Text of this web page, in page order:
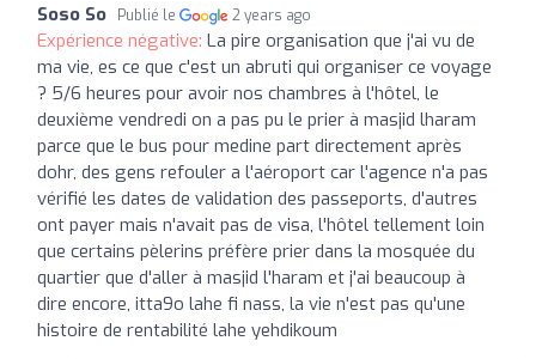
Soso So Publié le 2 years ago
Expérience négative: La pire organisation que j'ai vu de
ma vie, es ce que c'est un abruti qui organiser ce voyage
? 5/6 heures pour avoir nos chambres à l'hôtel, le
deuxième vendredi on a pas pu le prier à masjid lharam
parce que le bus pour medine part directement après
dohr, des gens refouler a l'aéroport car l'agence n'a pas
vérifié les dates de validation des passeports, d'autres
ont payer mais n'avait pas de visa, l'hôtel tellement loin
que certains pèlerins préfère prier dans la mosquée du
quartier que d'aller à masjid l'haram et j'ai beaucoup à
dire encore, itta9o lahe fi nass, la vie n'est pas qu'une
histoire de rentabilité lahe yehdikoum